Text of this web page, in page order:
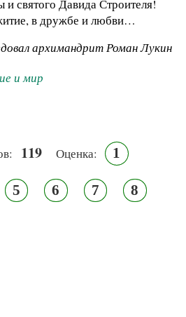
святого Давида Строителя!
в дружбе и любви…
архимандрит Роман Лукин
и мир
119 Оценка: 1
5 6 7 8